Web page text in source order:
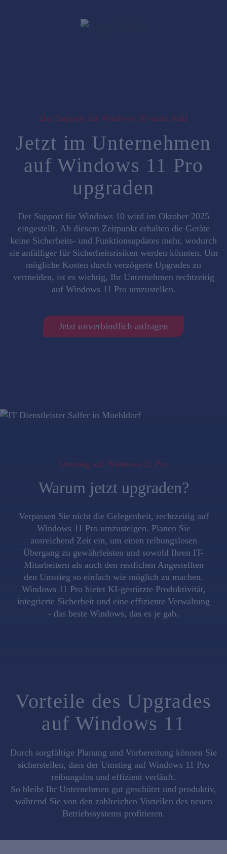
Der Support für Windows 10 endet bald
Jetzt im Unternehmen
auf Windows 11 Pro
upgraden
Der Support für Windows 10 wird im Oktober 2025
eingestellt. Ab diesem Zeitpunkt erhalten die Geräte
keine Sicherheits- und Funktionsupdates mehr, wodurch
sie anfälliger für Sicherheitsrisiken werden könnten. Um
mögliche Kosten durch verzögerte Upgrades zu
vermeiden, ist es wichtig, Ihr Unternehmen rechtzeitig
auf Windows 11 Pro umzustellen.
Jetzt unverbindlich anfragen
Umstieg auf Windows 11 Pro
Warum jetzt upgraden?
Verpassen Sie nicht die Gelegenheit, rechtzeitig auf
Windows 11 Pro umzusteigen. Planen Sie
ausreichend Zeit ein, um einen reibungslosen
Übergang zu gewährleisten und sowohl Ihren IT-
Mitarbeitern als auch den restlichen Angestellten
den Umstieg so einfach wie möglich zu machen.
Windows 11 Pro bietet KI-gestützte Produktivität,
integrierte Sicherheit und eine effiziente Verwaltung
- das beste Windows, das es je gab.
Vorteile des Upgrades
auf Windows 11
Durch sorgfältige Planung und Vorbereitung können Sie
sicherstellen, dass der Umstieg auf Windows 11 Pro
reibungslos und effizient verläuft.
So bleibt Ihr Unternehmen gut geschützt und produktiv,
während Sie von den zahlreichen Vorteilen des neuen
Betriebssystems profitieren.